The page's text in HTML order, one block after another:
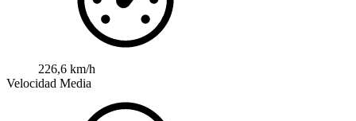
226,6 km/h
Velocidad Media